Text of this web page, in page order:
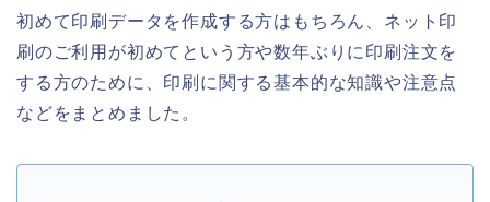
初めて印刷データを作成する方はもちろん、ネット印
刷のご利用が初めてという方や数年ぶりに印刷注文を
する方のために、印刷に関する基本的な知識や注意点
などをまとめました。